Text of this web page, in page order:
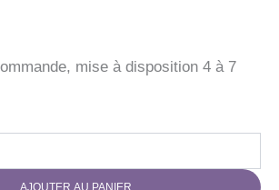
mise à disposition 4 à 7
AJOUTER AU PANIER